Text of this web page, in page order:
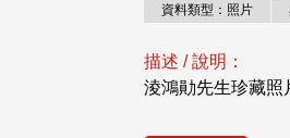
資料類型：照片
描述 / 說明：
淩鴻勛先生珍藏照